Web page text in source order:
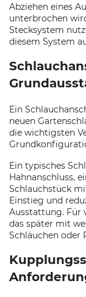
Abziehen eines
unterbrochen
Stecksystem
diesem System
Ein
neuen
die wichtigsten
Ein typisches
Hahnanschluss,
Schlauchstück
Einstieg und
Ausstattung. Für
das später mit
Schläuchen oder